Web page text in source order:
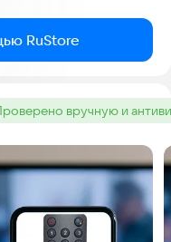
RuStore
вручную и